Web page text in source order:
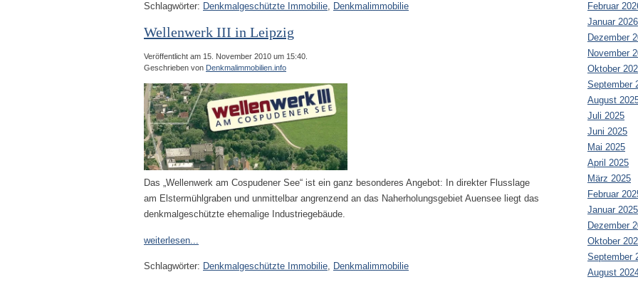
Schlagwörter: Denkmalgeschützte Immobilie, Denkmalimmobilie
Wellenwerk III in Leipzig
Veröffentlicht am 15. November 2010 um 15:40.
Geschrieben von Denkmalimmobilien.info
Das „Wellenwerk am Cospudener See“ ist ein ganz besonderes Angebot: In direkter Flusslage
am Elstermühlgraben und unmittelbar angrenzend an das Naherholungsgebiet Auensee liegt das
denkmalgeschützte ehemalige Industriegebäude.
weiterlesen...
Schlagwörter: Denkmalgeschützte Immobilie, Denkmalimmobilie
Februar
Januar 2026
Dezember
November
Oktober
September
August
Juli 2025
Juni 2025
Mai 2025
April 2025
März 2025
Februar
Januar 2025
Dezember
Oktober
September
August